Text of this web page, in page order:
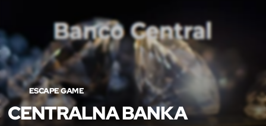
ESCAPE GAME
CENTRALNA BANKA